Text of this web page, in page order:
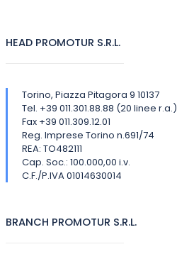
HEAD PROMOTUR S.R.L.
Torino, Piazza Pitagora 9 10137
Tel. +39 011.301.88.88 (20 linee r.a.)
Fax +39 011.309.12.01
Reg. Imprese Torino n.691/74
REA: TO482111
Cap. Soc.: 100.000,00 i.v.
C.F./P.IVA 01014630014
BRANCH PROMOTUR S.R.L.